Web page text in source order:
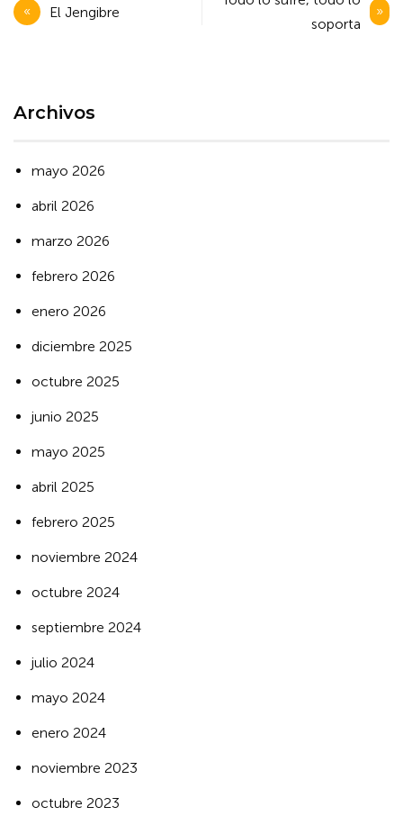
de
El Jengibre
soporta
Archivos
mayo 2026
abril 2026
marzo 2026
febrero 2026
enero 2026
diciembre 2025
octubre 2025
junio 2025
mayo 2025
abril 2025
febrero 2025
noviembre 2024
octubre 2024
septiembre 2024
julio 2024
mayo 2024
enero 2024
noviembre 2023
octubre 2023